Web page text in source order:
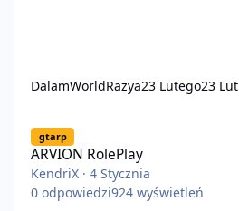
DalamWorldRazya23 Lutego23 Lut
gtarp
ARVION RolePlay
KendriX ·4 Stycznia
0 odpowiedzi924 wyświetleń